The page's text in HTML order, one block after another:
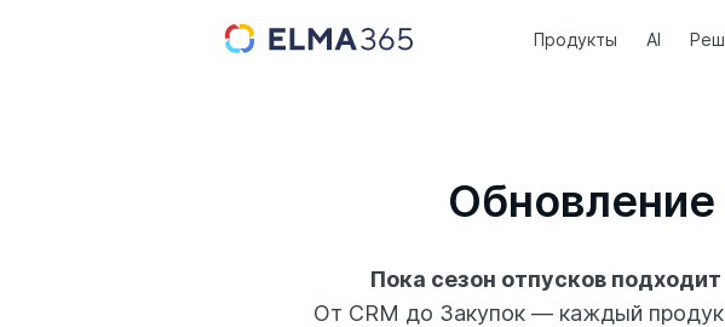
Продукты AI
Пока сезон отпусков
От CRM до Закупок — каждый